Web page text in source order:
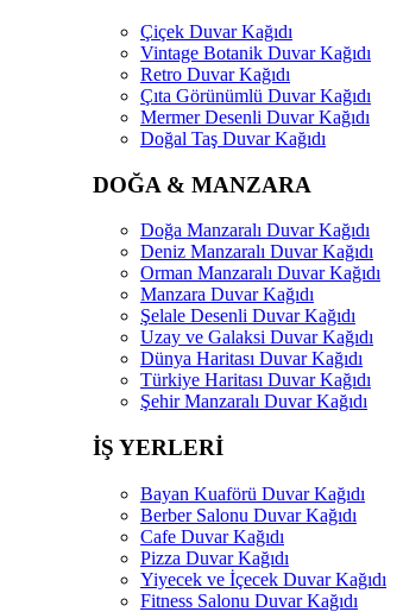
Çiçek Duvar Kağıdı
Vintage Botanik Duvar Kağıdı
Retro Duvar Kağıdı
Çıta Görünümlü Duvar Kağıdı
Mermer Desenli Duvar Kağıdı
Doğal Taş Duvar Kağıdı
DOĞA & MANZARA
Doğa Manzaralı Duvar Kağıdı
Deniz Manzaralı Duvar Kağıdı
Orman Manzaralı Duvar Kağıdı
Manzara Duvar Kağıdı
Şelale Desenli Duvar Kağıdı
Uzay ve Galaksi Duvar Kağıdı
Dünya Haritası Duvar Kağıdı
Türkiye Haritası Duvar Kağıdı
Şehir Manzaralı Duvar Kağıdı
İŞ YERLERİ
Bayan Kuaförü Duvar Kağıdı
Berber Salonu Duvar Kağıdı
Cafe Duvar Kağıdı
Pizza Duvar Kağıdı
Yiyecek ve İçecek Duvar Kağıdı
Fitness Salonu Duvar Kağıdı